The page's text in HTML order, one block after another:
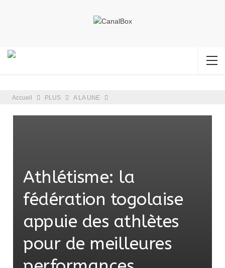
Accueil PLUS A LA UNE
Athlétisme: la
fédération togolaise
appuie des athlètes
pour de meilleures